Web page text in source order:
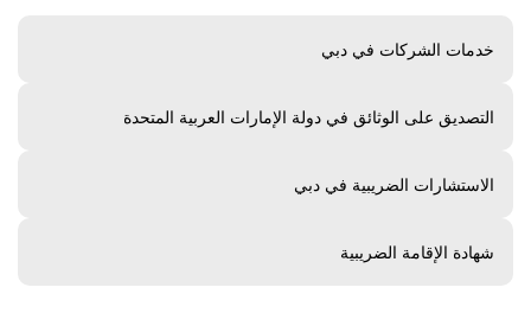
خدمات الشركات في دبي
التصديق على الوثائق في دولة الإمارات العربية المتحدة
الاستشارات الضريبية في دبي
شهادة الإقامة الضريبية